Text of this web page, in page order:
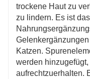
trockene Haut zu
zu lindern. Es ist
Katzen.
werden
aufrechtzuerhalten.